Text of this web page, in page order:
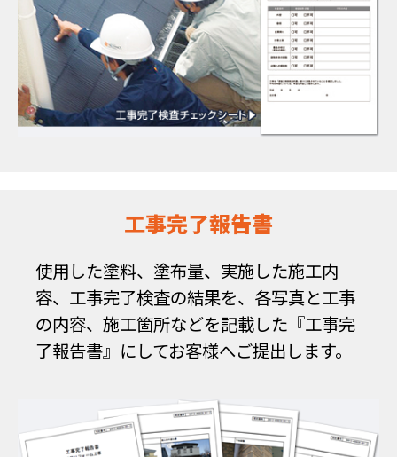
工事完了報告書
使用した塗料、塗布量、実施した施工内
容、工事完了検査の結果を、各写真と工事
の内容、施工箇所などを記載した『工事完
了報告書』にしてお客様へご提出します。